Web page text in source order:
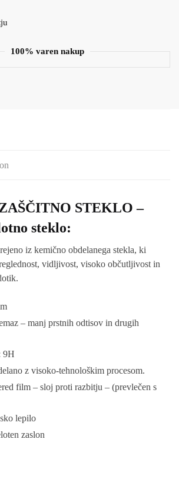
100% varen nakup
STEKLO –
steklo:
iz kemično obdelanega stekla, ki
vidljivost, visoko občutljivost in
– manj prstnih odtisov in drugih
9H
z visoko-tehnološkim procesom.
film – sloj proti razbitju – (prevlečen s
lepilo
zaslon